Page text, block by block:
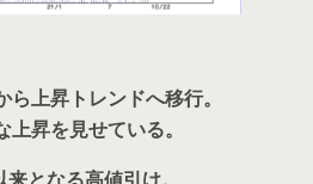
上昇トレンドへ移行。
昇を見せている。